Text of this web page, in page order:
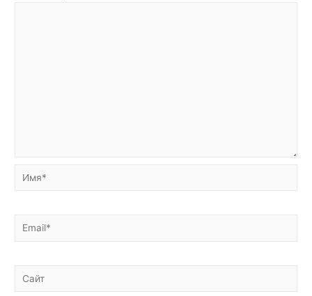
Имя*
Email*
Сайт